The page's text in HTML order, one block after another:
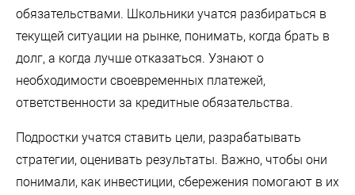
обязательствами. Школьники учатся разбираться в
текущей ситуации на рынке, понимать, когда брать в
долг, а когда лучше отказаться. Узнают о
необходимости своевременных платежей,
ответственности за кредитные обязательства.
Подростки учатся ставить цели, разрабатывать
стратегии, оценивать результаты. Важно, чтобы они
понимали, как инвестиции, сбережения помогают в их